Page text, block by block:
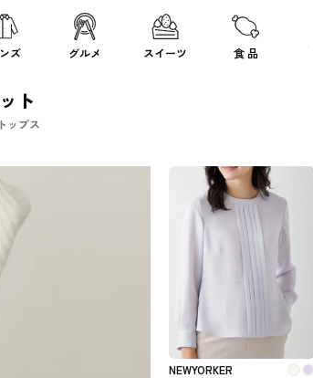
ズ グルメ スイーツ 食 品
ト
ップス
NEWYORKER